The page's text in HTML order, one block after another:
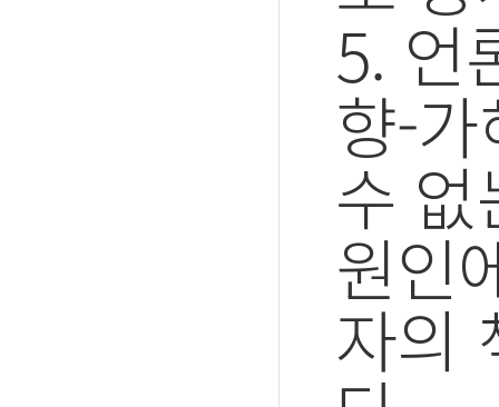
5. 언
향-
수
원인
자의